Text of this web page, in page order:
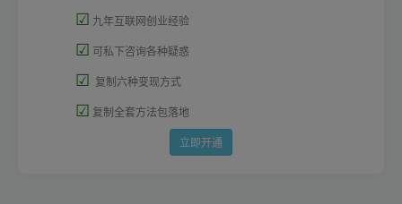
☑ 九年互联网创业经验
☑ 可私下咨询各种疑惑
☑ 复制六种变现方式
☑ 复制全套方法包落地
立即开通